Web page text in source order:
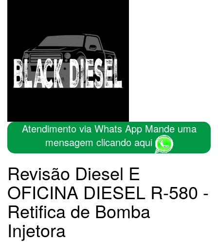
Atendimento via Whats App Mande uma
mensagem clicando aqui
Revisão Diesel E
OFICINA DIESEL R-580 -
Retifica de Bomba
Injetora